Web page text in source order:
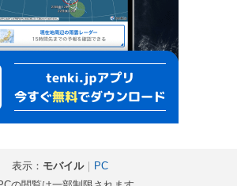
表示： モバイル｜ PC